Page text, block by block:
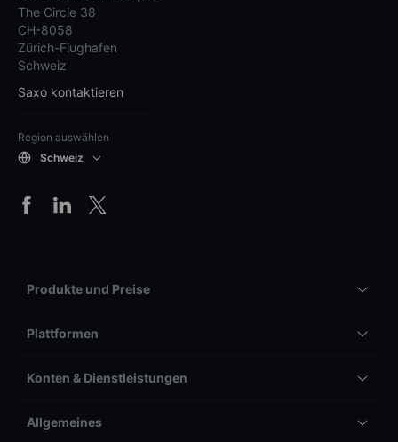
The Circle 38
CH-8058
Zürich-Flughafen
Schweiz
Saxo kontaktieren
Region auswählen
Schweiz
Produkte und Preise
Plattformen
Konten & Dienstleistungen
Allgemeines